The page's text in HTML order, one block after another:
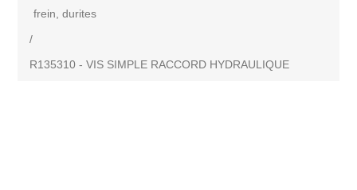
frein, durites
/
R135310 - VIS SIMPLE RACCORD HYDRAULIQUE